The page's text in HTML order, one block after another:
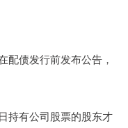
配债发行前发布公告，
持有公司股票的股东才